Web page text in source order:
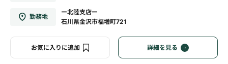
勤務地
ー北陸支店ー
石川県金沢市福増町721
お気に入りに追加 詳細を見る